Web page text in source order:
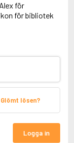
för
för bibliotek
Glömt lösen?
Logga in